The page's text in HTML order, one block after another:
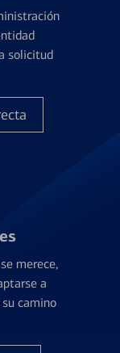
solicitud
merece,
a
camino